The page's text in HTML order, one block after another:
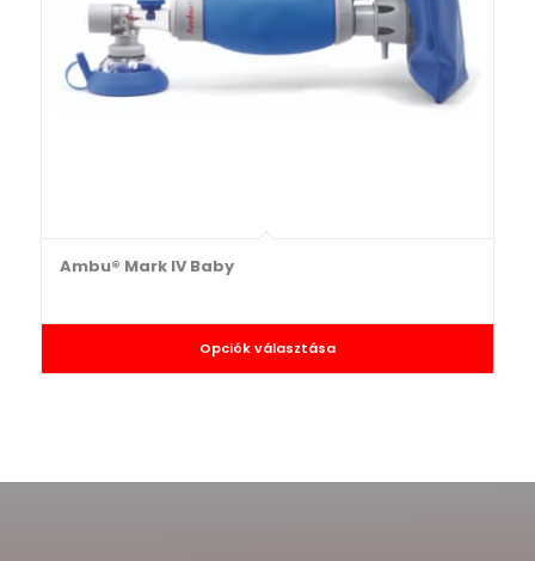
Ambu® Mark IV Baby
Opciók választása